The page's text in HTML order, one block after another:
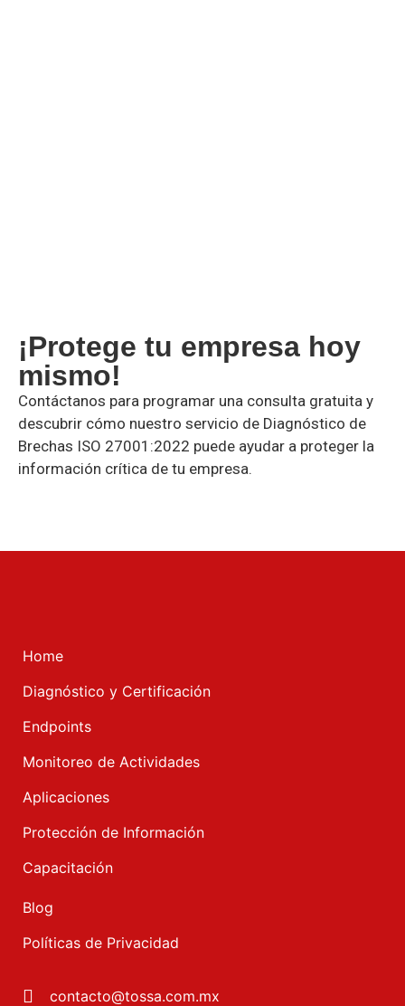
¡Protege tu empresa hoy
mismo!
Contáctanos para programar una consulta gratuita y
descubrir cómo nuestro servicio de Diagnóstico de
Brechas ISO 27001:2022 puede ayudar a proteger la
información crítica de tu empresa.
Home
Diagnóstico y Certificación
Endpoints
Monitoreo de Actividades
Aplicaciones
Protección de Información
Capacitación
Blog
Políticas de Privacidad
contacto@tossa.com.mx